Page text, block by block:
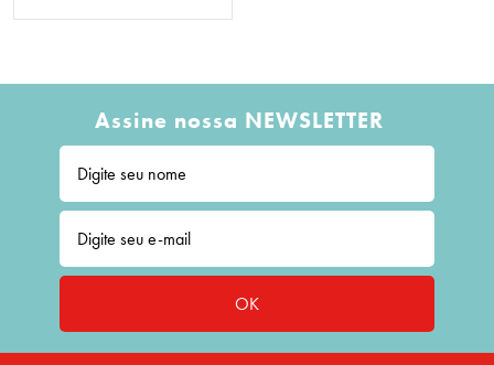
Assine nossa NEWSLETTER
OK